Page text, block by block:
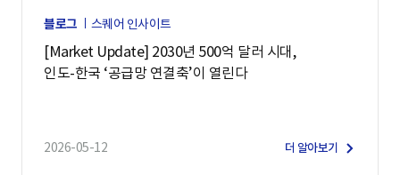
블로그 스퀘어 인사이트
[Market Update] 2030년 500억 달러 시대,
인도-한국 ‘공급망 연결축’이 열린다
2026-05-12 더 알아보기